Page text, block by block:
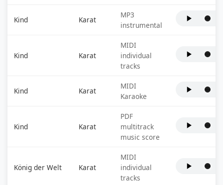
Kind Karat
MP3
instrumental
Kind Karat
MIDI
individual
tracks
Kind Karat
MIDI
Karaoke
Kind Karat
PDF
multitrack
music score
König der Welt Karat
MIDI
individual
tracks